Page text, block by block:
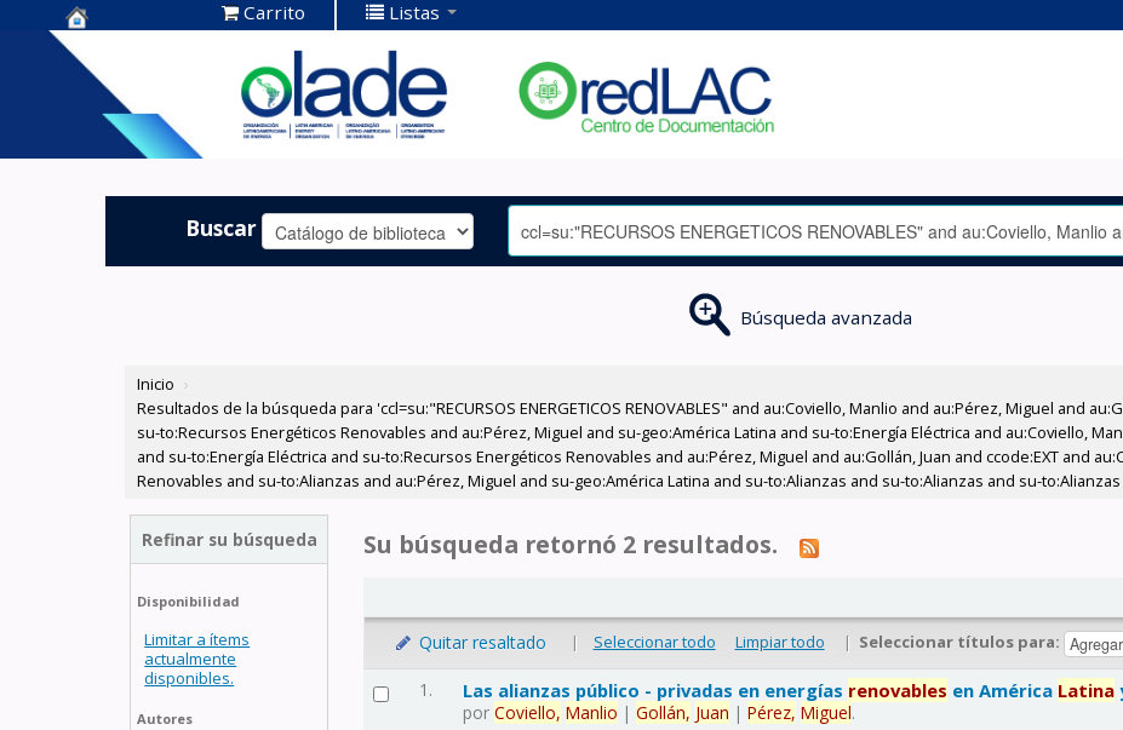
Centro de
Documentación
OLADE -
Carrito Listas
Buscar
Búsqueda avanzada
Inicio ›
Resultados de la búsqueda para 'ccl=su:"RECURSOS ENERGETICOS RENOVABLES" and au:Coviello, Manlio and au:Pérez, Miguel and
su-to:Recursos Energéticos Renovables and au:Pérez, Miguel and su-geo:América Latina and su-to:Energía Eléctrica and au:Coviello,
and su-to:Energía Eléctrica and su-to:Recursos Energéticos Renovables and au:Pérez, Miguel and au:Gollán, Juan and ccode:EXT and
Renovables and su-to:Alianzas and au:Pérez, Miguel and su-geo:América Latina and su-to:Alianzas and su-to:Alianzas and su-
Refinar su búsqueda
Disponibilidad
Limitar a ítems
actualmente
disponibles.
Autores
Su búsqueda retornó 2 resultados.
Quitar resaltado | Seleccionar todo Limpiar todo | Seleccionar títulos para:
1. Las alianzas público - privadas en energías renovables en América Latina
porCoviello, Manlio |Gollán, Juan |Pérez, Miguel.